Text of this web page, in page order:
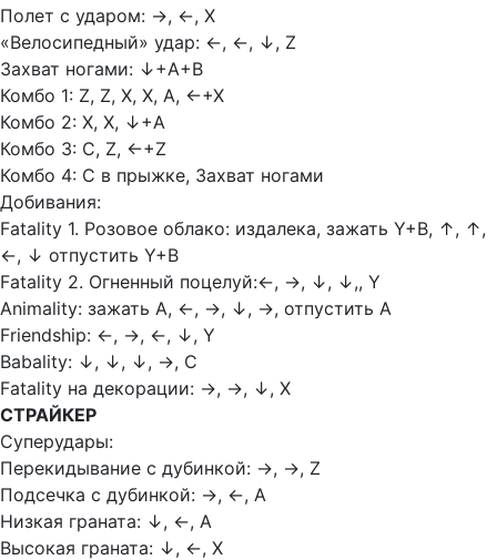
Полет с ударом: →, ←, Х
«Велосипедный» удар: ←, ←, ↓, Z
Захват ногами: ↓+А+В
Комбо 1: Z, Z, Х, Х, А, ←+Х
Комбо 2: Х, Х, ↓+А
Комбо 3: С, Z, ←+Z
Комбо 4: С в прыжке, Захват ногами
Добивания:
Fatality 1. Розовое облако: издалека, зажать Y+В, ↑, ↑,
←, ↓ отпустить Y+В
Fatality 2. Огненный поцелуй:←, →, ↓, ↓,, Y
Animality: зажать А, ←, →, ↓, →, отпустить А
Friendship: ←, →, ←, ↓, Y
Babality: ↓, ↓, ↓, →, С
Fatality на декорации: →, →, ↓, Х
СТРАЙКЕР
Суперудары:
Перекидывание с дубинкой: →, →, Z
Подсечка с дубинкой: →, ←, A
Низкая граната: ↓, ←, A
Высокая граната: ↓, ←, X